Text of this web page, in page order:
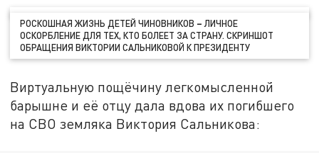
РОСКОШНАЯ ЖИЗНЬ ДЕТЕЙ ЧИНОВНИКОВ – ЛИЧНОЕ
ОСКОРБЛЕНИЕ ДЛЯ ТЕХ, КТО БОЛЕЕТ ЗА СТРАНУ. СКРИНШОТ
ОБРАЩЕНИЯ ВИКТОРИИ САЛЬНИКОВОЙ К ПРЕЗИДЕНТУ
Виртуальную пощёчину легкомысленной
барышне и её отцу дала вдова их погибшего
на СВО земляка Виктория Сальникова: